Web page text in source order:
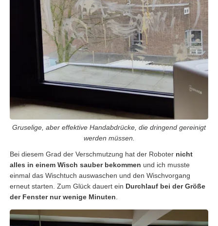
Gruselige, aber effektive Handabdrücke, die dringend gereinigt
werden müssen.
Bei diesem Grad der Verschmutzung hat der Roboter nicht
alles in einem Wisch sauber bekommen und ich musste
einmal das Wischtuch auswaschen und den Wischvorgang
erneut starten. Zum Glück dauert ein Durchlauf bei der Größe
der Fenster nur wenige Minuten